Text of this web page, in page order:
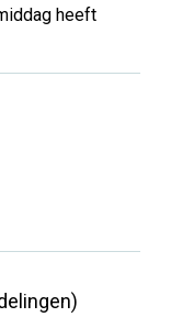
heeft